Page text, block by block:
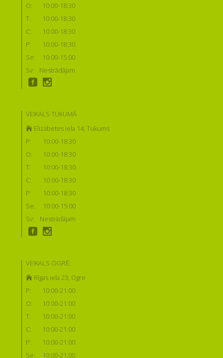
O:
10:00-18:30
T:
10:00-18:30
C:
10:00-18:30
P:
10:00-18:30
Se:
10:00-15:00
Sv:
Nestrādājam
VEIKALS TUKUMĀ
Elizabetes iela 14, Tukums
P:
10:00-18:30
O:
10:00-18:30
T:
10:00-18:30
C:
10:00-18:30
P:
10:00-18:30
Se:
10:00-15:00
Sv:
Nestrādājam
VEIKALS OGRĒ:
Rīgas iela 23, Ogre
P:
10:00-21:00
O:
10:00-21:00
T:
10:00-21:00
C:
10:00-21:00
P:
10:00-21:00
Se:
10:00-21:00